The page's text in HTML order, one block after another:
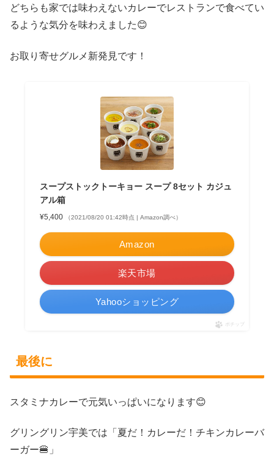
どちらも家では味わえないカレーでレストランで食べてい
るような気分を味わえました😊
お取り寄せグルメ新発見です！
スープストックトーキョー スープ 8セット カジュ
アル箱
¥5,400 （2021/08/20 01:42時点 | Amazon調べ）
Amazon
楽天市場
Yahooショッピング
ポチップ
最後に
スタミナカレーで元気いっぱいになります😊
グリングリン宇美では「夏だ！カレーだ！チキンカレーバ
ーガー🍔」